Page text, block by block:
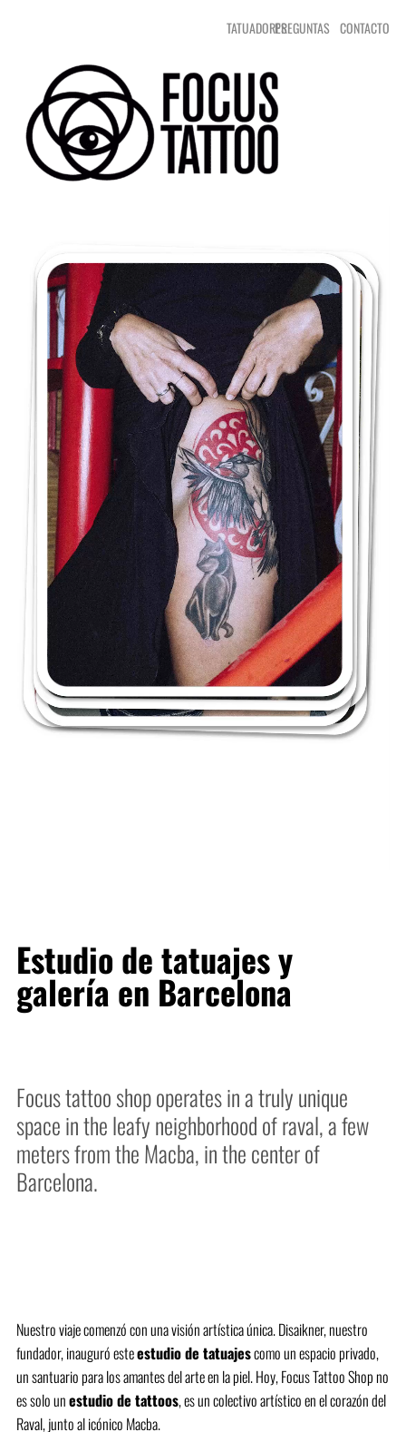
TATUADORESPREGUNTAS CONTACTO
Estudio de tatuajes y
galería en Barcelona
Focus tattoo shop operates in a truly unique
space in the leafy neighborhood of raval, a few
meters from the Macba, in the center of
Barcelona.
Nuestro viaje comenzó con una visión artística única. Disaikner, nuestro
fundador, inauguró esteestudio de tatuajescomo un espacio privado,
un santuario para los amantes del arte en la piel. Hoy, Focus Tattoo Shop no
es solo unestudio de tattoos, es un colectivo artístico en el corazón del
Raval, junto al icónico Macba.